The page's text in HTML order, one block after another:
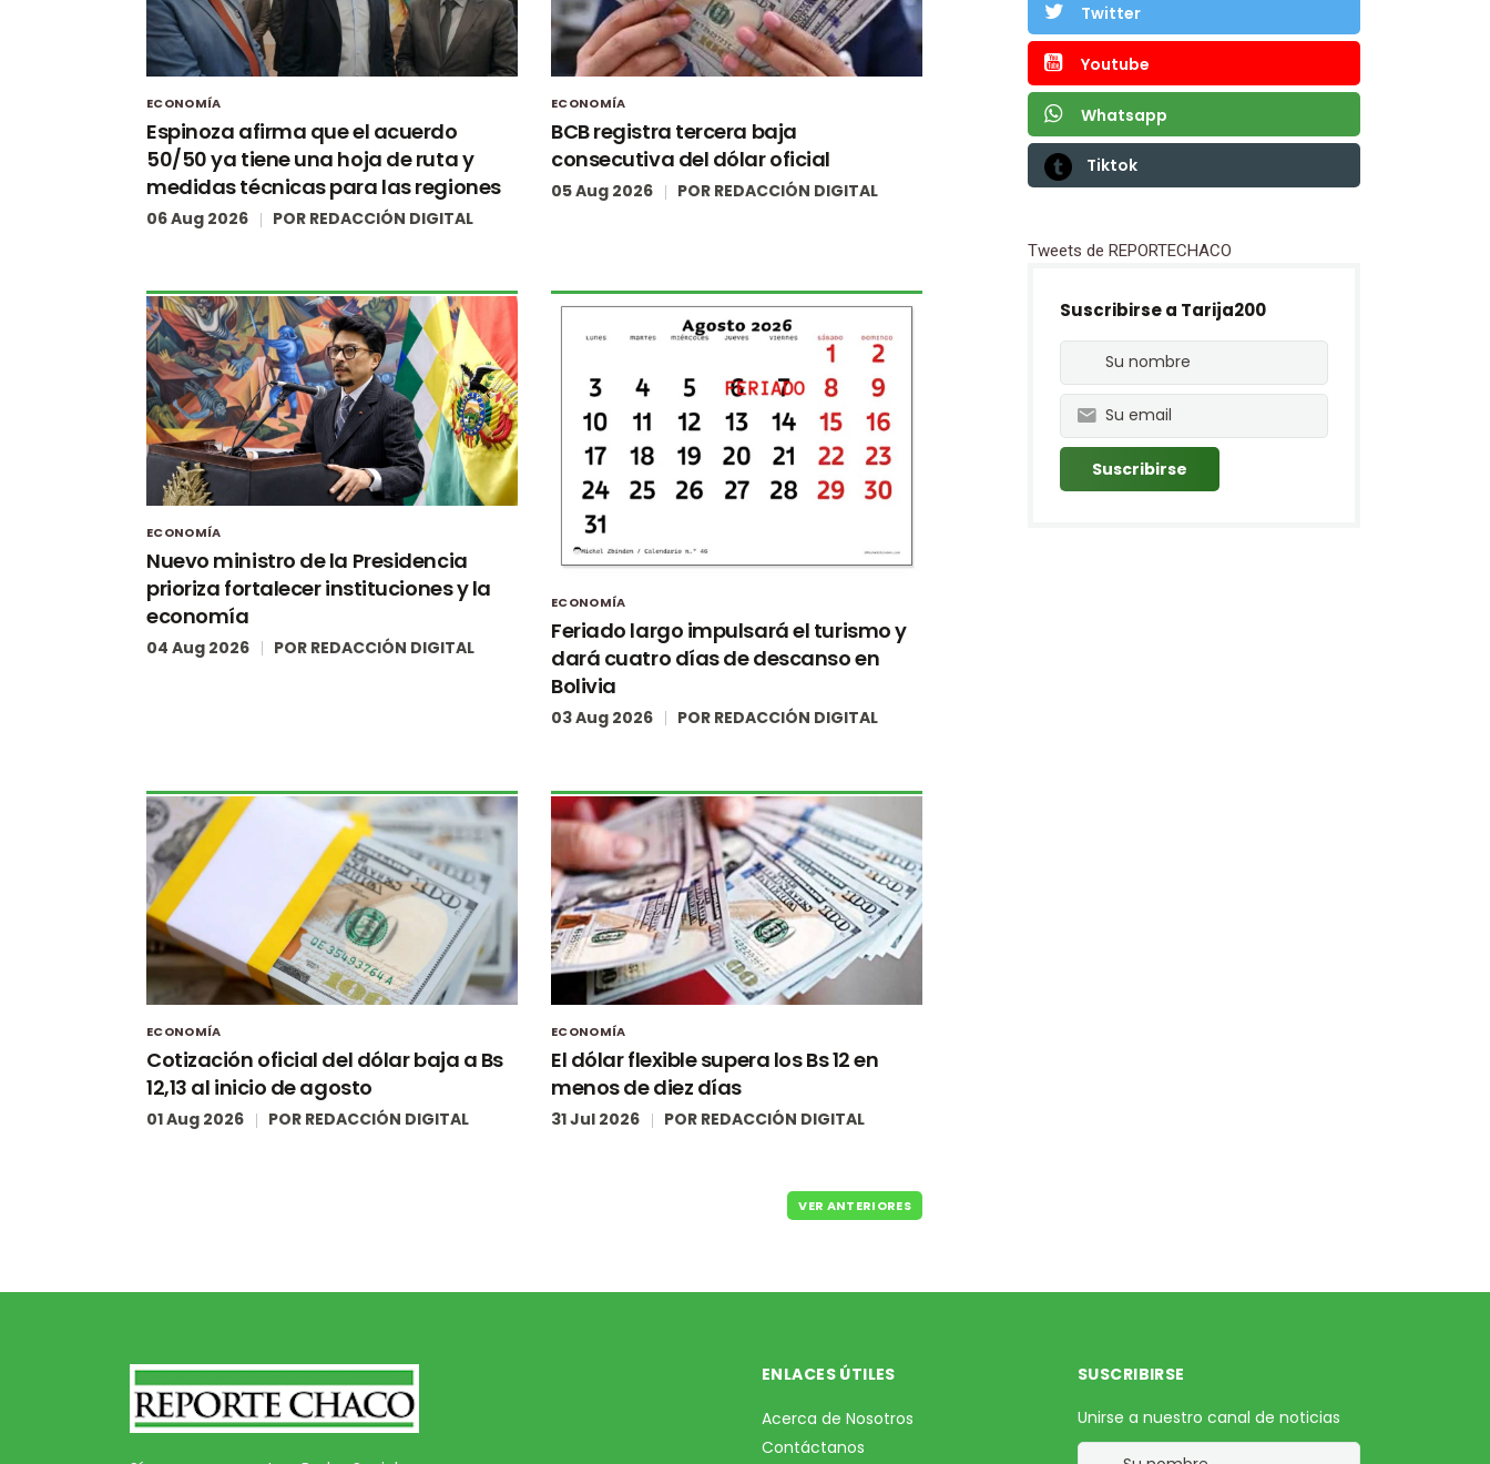
ECONOMÍA
Espinoza afirma que el acuerdo
50/50 ya tiene una hoja de ruta y
medidas técnicas para las regiones
06 Aug 2026 POR REDACCIÓN DIGITAL
ECONOMÍA
BCB registra tercera baja
consecutiva del dólar oficial
05 Aug 2026 POR REDACCIÓN DIGITAL
ECONOMÍA
Nuevo ministro de la Presidencia
prioriza fortalecer instituciones y la
economía
04 Aug 2026 POR REDACCIÓN DIGITAL
ECONOMÍA
Feriado largo impulsará el turismo y
dará cuatro días de descanso en
Bolivia
03 Aug 2026 POR REDACCIÓN DIGITAL
ECONOMÍA
Cotización oficial del dólar baja a Bs
12,13 al inicio de agosto
01 Aug 2026 POR REDACCIÓN DIGITAL
ECONOMÍA
El dólar flexible supera los Bs 12 en
menos de diez días
31 Jul 2026 POR REDACCIÓN DIGITAL
VER ANTERIORES
Twitter
Youtube
Whatsapp
Tiktok
Tweets de REPORTECHACO
Suscribirse a Tarija200
ENLACES ÚTILES
Acerca de Nosotros
Contáctanos
SUSCRIBIRSE
Unirse a nuestro canal de noticias